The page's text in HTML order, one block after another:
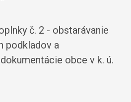
č. 2 - obstarávanie
podkladov a
obce v k. ú.